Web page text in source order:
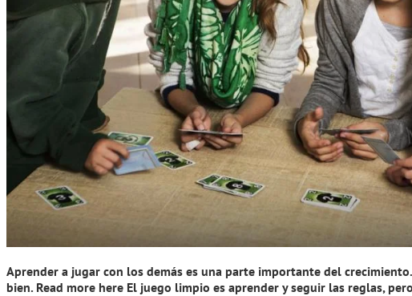
Aprender a jugar con los demás es una parte importante del
bien. Read more here El juego limpio es aprender y seguir las reglas,